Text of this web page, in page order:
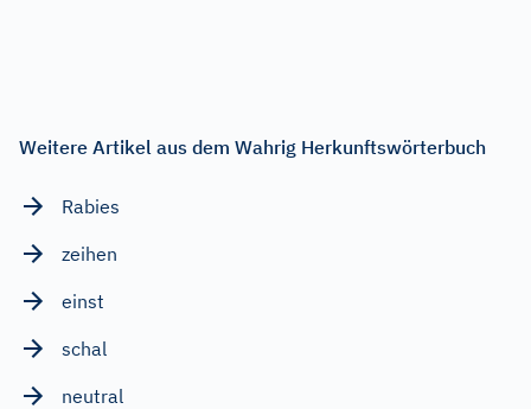
Weitere Artikel aus dem Wahrig Herkunftswörterbuch
Rabies
zeihen
einst
schal
neutral